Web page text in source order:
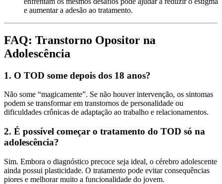
e aumentar a adesão ao tratamento.
FAQ: Transtorno Opositor na
Adolescência
1. O TOD some depois dos 18 anos?
Não some “magicamente”. Se não houver intervenção, os sintomas
podem se transformar em transtornos de personalidade ou
dificuldades crônicas de adaptação ao trabalho e relacionamentos.
2. É possível começar o tratamento do TOD só na
adolescência?
Sim. Embora o diagnóstico precoce seja ideal, o cérebro adolescente
ainda possui plasticidade. O tratamento pode evitar consequências
piores e melhorar muito a funcionalidade do jovem.